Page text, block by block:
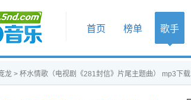
首页 榜单 歌手
龙 > 杯水情歌（电视剧《281封信》片尾主题曲） mp3下载